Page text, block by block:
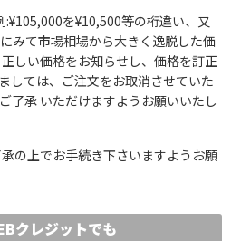
を¥10,500等の桁違い、又
みて市場相場から大きく逸脱した価
しい価格をお知らせし、価格を訂正
しては、ご注文をお取消させていた
了承 いただけますようお願いいたし
の上でお手続き下さいますようお願
クレジットでも